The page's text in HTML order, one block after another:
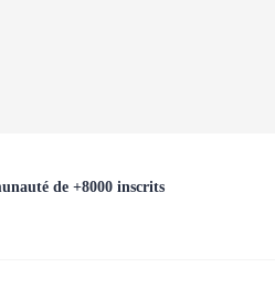
de +8000 inscrits